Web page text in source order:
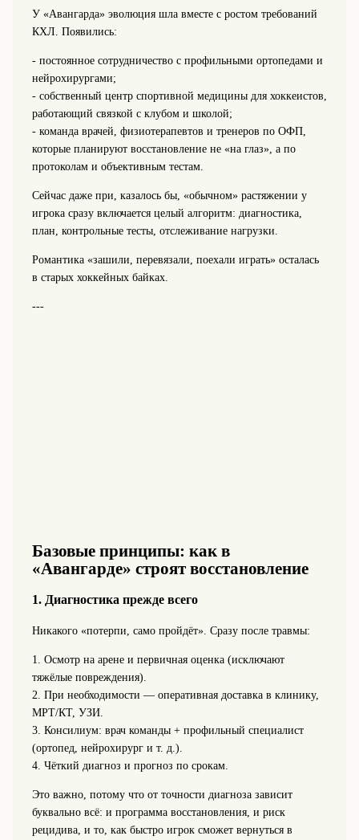
У «Авангарда» эволюция шла вместе с ростом требований
КХЛ. Появились:
- постоянное сотрудничество с профильными ортопедами и
нейрохирургами;
- собственный центр спортивной медицины для хоккеистов,
работающий связкой с клубом и школой;
- команда врачей, физиотерапевтов и тренеров по ОФП,
которые планируют восстановление не «на глаз», а по
протоколам и объективным тестам.
Сейчас даже при, казалось бы, «обычном» растяжении у
игрока сразу включается целый алгоритм: диагностика,
план, контрольные тесты, отслеживание нагрузки.
Романтика «зашили, перевязали, поехали играть» осталась
в старых хоккейных байках.
---
Базовые принципы: как в
«Авангарде» строят восстановление
1. Диагностика прежде всего
Никакого «потерпи, само пройдёт». Сразу после травмы:
1. Осмотр на арене и первичная оценка (исключают
тяжёлые повреждения).
2. При необходимости — оперативная доставка в клинику,
МРТ/КТ, УЗИ.
3. Консилиум: врач команды + профильный специалист
(ортопед, нейрохирург и т. д.).
4. Чёткий диагноз и прогноз по срокам.
Это важно, потому что от точности диагноза зависит
буквально всё: и программа восстановления, и риск
рецидива, и то, как быстро игрок сможет вернуться в